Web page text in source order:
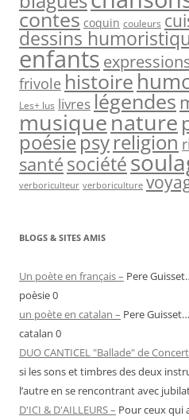
contes coquin couleurs
dessins
enfants
frivole histoire
Les+ lus livreslégendes
musiquenature
poésiepsyreligion
santésociété
verboriculteur verboriculture
BLOGS & SITES AMIS
Un poète en français – Pere
poèsie 0
un poète en catalan – Pere
catalan 0
DUO CANTICEL "Ballade" de
si les sons et timbres des deux
l’autre en se rencontrant avec
D'ICI & D'AILLEURS – Pour ceux qui